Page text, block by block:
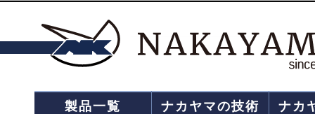
製品一覧 ナカヤマの技術 ナカ